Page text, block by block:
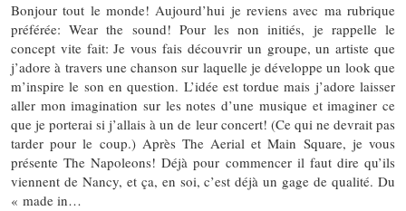
Bonjour tout le monde! Aujourd’hui je reviens avec ma rubrique
préférée: Wear the sound! Pour les non initiés, je rappelle le
concept vite fait: Je vous fais découvrir un groupe, un artiste que
j’adore à travers une chanson sur laquelle je développe un look que
m’inspire le son en question. L’idée est tordue mais j’adore laisser
aller mon imagination sur les notes d’une musique et imaginer ce
que je porterai si j’allais à un de leur concert! (Ce qui ne devrait pas
tarder pour le coup.) Après The Aerial et Main Square, je vous
présente The Napoleons! Déjà pour commencer il faut dire qu’ils
viennent de Nancy, et ça, en soi, c’est déjà un gage de qualité. Du
« made in…